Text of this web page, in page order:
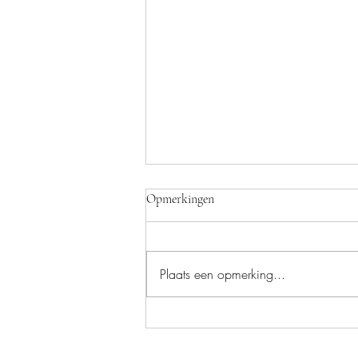
Opmerkingen
Plaats een opmerking...